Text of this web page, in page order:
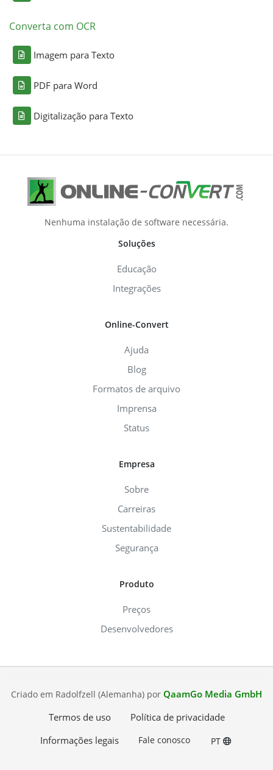
Converta com OCR
Imagem para Texto
PDF para Word
Digitalização para Texto
Nenhuma instalação de software necessária.
Soluções
Educação
Integrações
Online-Convert
Ajuda
Blog
Formatos de arquivo
Imprensa
Status
Empresa
Sobre
Carreiras
Sustentabilidade
Segurança
Produto
Preços
Desenvolvedores
Criado em Radolfzell (Alemanha) por QaamGo Media GmbH
Termos de uso
Política de privacidade
Informações legais
Fale conosco PT